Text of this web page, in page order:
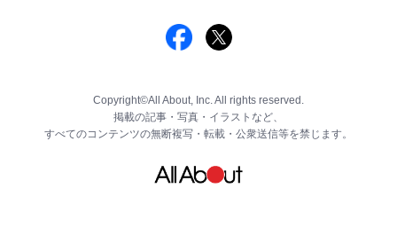
Copyright©All About, Inc. All rights reserved.
掲載の記事・写真・イラストなど、
すべてのコンテンツの無断複写・転載・公衆送信等を禁じます。